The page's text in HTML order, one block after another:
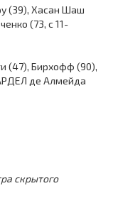
(39), Хасан Шаш
(73, с 11-
(47), Бирхофф (90),
де Алмейда
скрытого